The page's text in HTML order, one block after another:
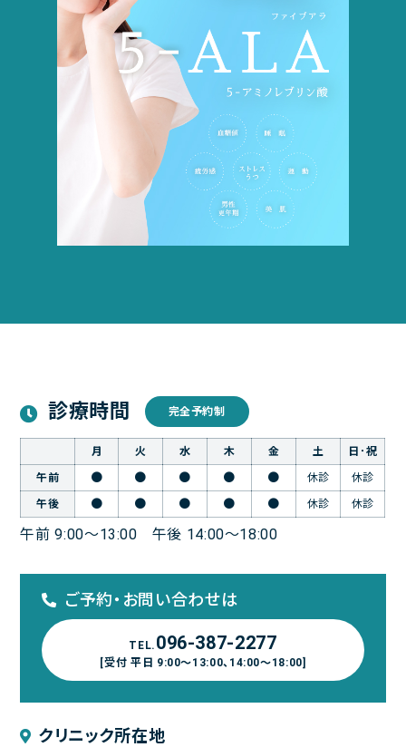
診療時間 完全予約制
月 火 水 木 金 土 日･祝
午前 休診 休診
午後 休診 休診
午前 9:00～13:00 午後 14:00～18:00
ご予約・お問い合わせは
TEL. 096-387-2277
[受付 平日 9:00～13:00、14:00～18:00]
クリニック所在地